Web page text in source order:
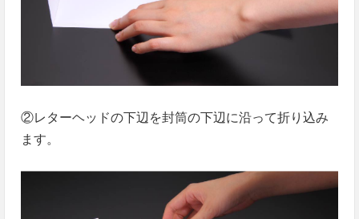
②レターヘッドの下辺を封筒の下辺に沿って折り込み
ます。